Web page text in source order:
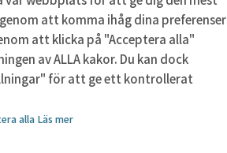
att komma ihåg dina preferenser
att klicka på "Acceptera alla"
av ALLA kakor. Du kan dock
för att ge ett kontrollerat
alla Läs mer